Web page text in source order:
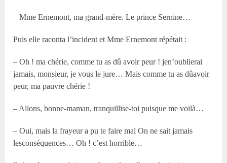
– Mme Ernemont, ma grand-mère. Le prince Sernine…
Puis elle raconta l’incident et Mme Ernemont répétait :
– Oh ! ma chérie, comme tu as dû avoir peur ! jen’oublierai
jamais, monsieur, je vous le jure… Mais comme tu as dûavoir
peur, ma pauvre chérie !
– Allons, bonne-maman, tranquillise-toi puisque me voilà…
– Oui, mais la frayeur a pu te faire mal On ne sait jamais
lesconséquences… Oh ! c’est horrible…